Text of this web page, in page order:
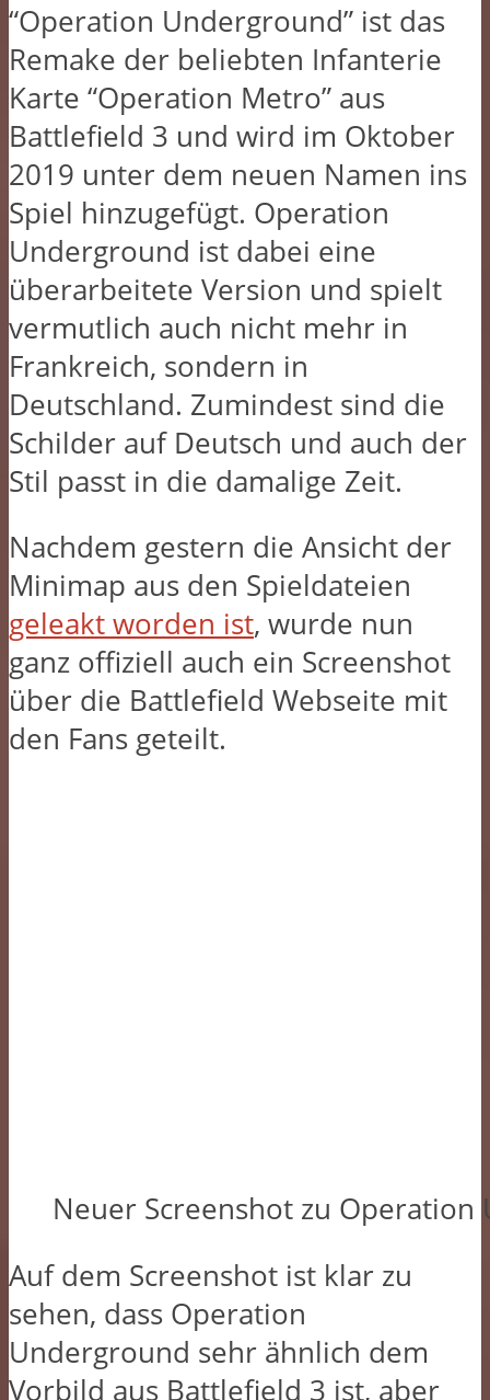
“Operation Underground” ist das
Remake der beliebten Infanterie
Karte “Operation Metro” aus
Battlefield 3 und wird im Oktober
2019 unter dem neuen Namen ins
Spiel hinzugefügt. Operation
Underground ist dabei eine
überarbeitete Version und spielt
vermutlich auch nicht mehr in
Frankreich, sondern in
Deutschland. Zumindest sind die
Schilder auf Deutsch und auch der
Stil passt in die damalige Zeit.
Nachdem gestern die Ansicht der
Minimap aus den Spieldateien
geleakt worden ist, wurde nun
ganz offiziell auch ein Screenshot
über die Battlefield Webseite mit
den Fans geteilt.
Neuer Screenshot zu
Auf dem Screenshot ist klar zu
sehen, dass Operation
Underground sehr ähnlich dem
Vorbild aus Battlefield 3 ist, aber